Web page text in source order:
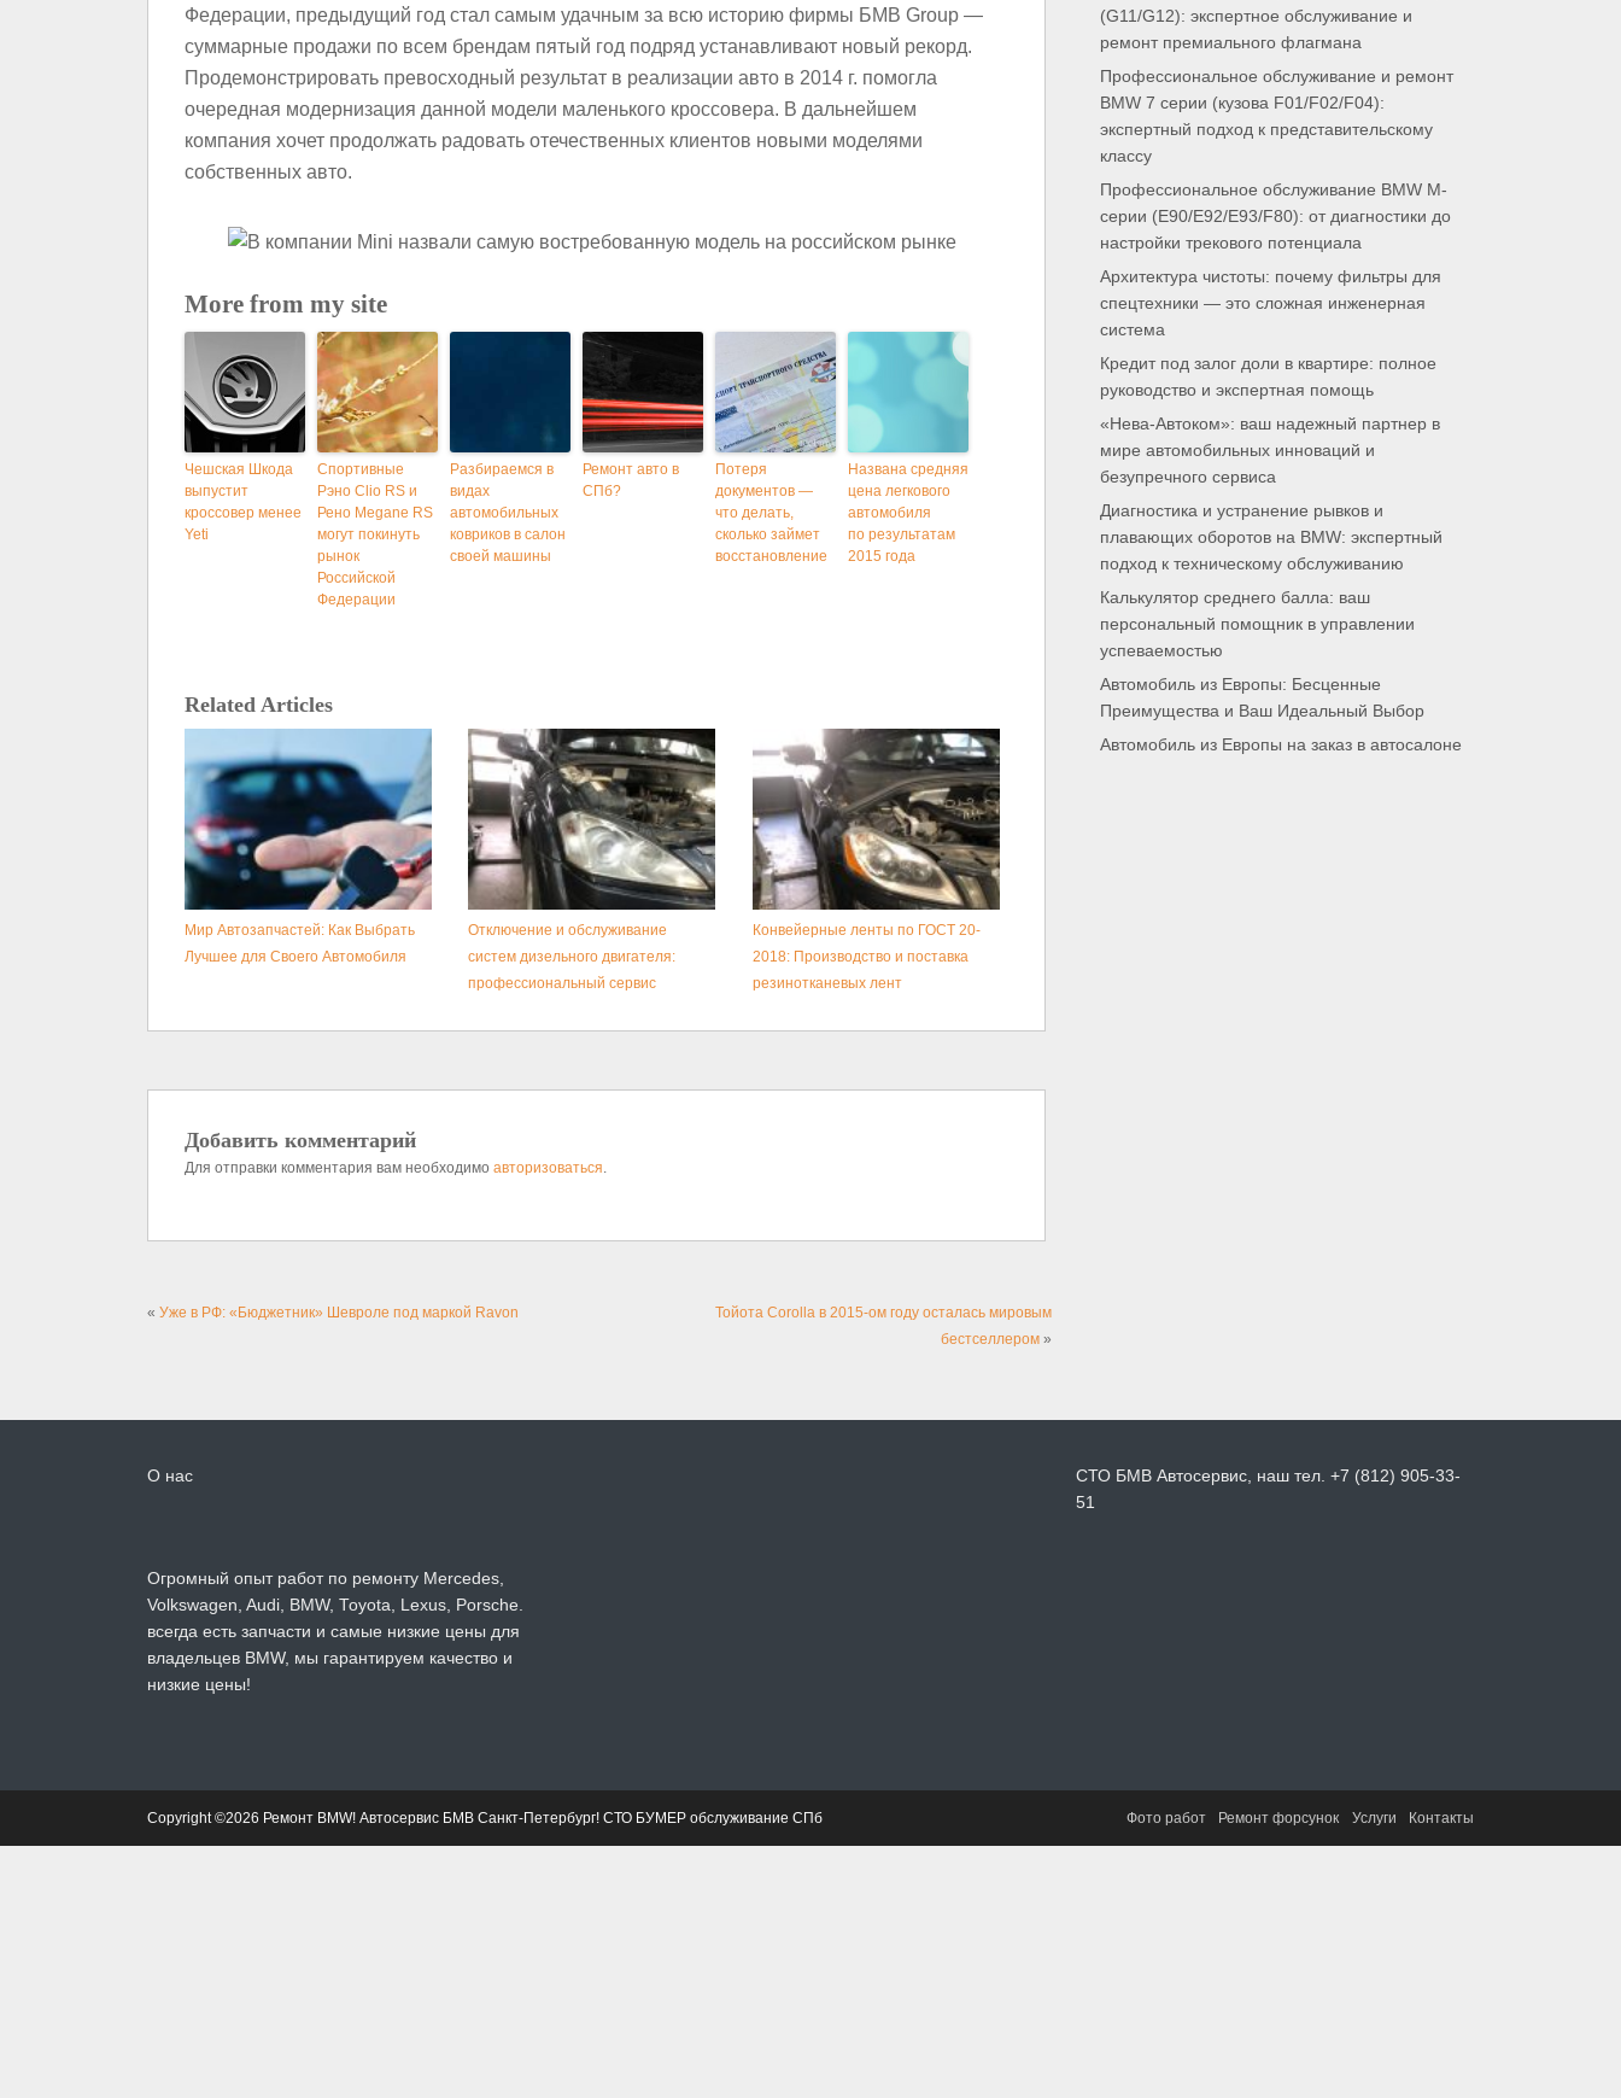
Федерации, предыдущий год стал самым удачным за всю историю фирмы БМВ Group —
суммарные продажи по всем брендам пятый год подряд устанавливают новый рекорд.
Продемонстрировать превосходный результат в реализации авто в 2014 г. помогла
очередная модернизация данной модели маленького кроссовера. В дальнейшем
компания хочет продолжать радовать отечественных клиентов новыми моделями
собственных авто.
More from my site
Чешская Шкода
выпустит
кроссовер менее
Yeti
Спортивные
Рэно Clio RS и
Рено Megane RS
могут покинуть
рынок
Российской
Федерации
Разбираемся в
видах
автомобильных
ковриков в салон
своей машины
Ремонт авто в
СПб?
Потеря
документов —
что делать,
сколько займет
восстановление
Названа средняя
цена легкового
автомобиля
по результатам
2015 года
Related Articles
Мир Автозапчастей: Как Выбрать
Лучшее для Своего Автомобиля
Отключение и обслуживание
систем дизельного двигателя:
профессиональный сервис
Конвейерные ленты по ГОСТ 20-
2018: Производство и поставка
резинотканевых лент
Добавить комментарий
Для отправки комментария вам необходимо авторизоваться.
« Уже в РФ: «Бюджетник» Шевроле под маркой Ravon
Тойота Corolla в 2015-ом году осталась мировым
бестселлером »
(G11/G12): экспертное обслуживание и
ремонт премиального флагмана
Профессиональное обслуживание и ремонт
BMW 7 серии (кузова F01/F02/F04):
экспертный подход к представительскому
классу
Профессиональное обслуживание BMW M-
серии (E90/E92/E93/F80): от диагностики до
настройки трекового потенциала
Архитектура чистоты: почему фильтры для
спецтехники — это сложная инженерная
система
Кредит под залог доли в квартире: полное
руководство и экспертная помощь
«Нева-Автоком»: ваш надежный партнер в
мире автомобильных инноваций и
безупречного сервиса
Диагностика и устранение рывков и
плавающих оборотов на BMW: экспертный
подход к техническому обслуживанию
Калькулятор среднего балла: ваш
персональный помощник в управлении
успеваемостью
Автомобиль из Европы: Бесценные
Преимущества и Ваш Идеальный Выбор
Автомобиль из Европы на заказ в автосалоне
О нас
Огромный опыт работ по ремонту Mercedes,
Volkswagen, Audi, BMW, Toyota, Lexus, Porsche.
всегда есть запчасти и самые низкие цены для
владельцев BMW, мы гарантируем качество и
низкие цены!
СТО БМВ Автосервис, наш тел. +7 (812) 905-33-
51
Copyright ©2026 Ремонт BMW! Автосервис БМВ Санкт-Петербург! СТО БУМЕР обслуживание СПб Фото работ Ремонт форсунок Услуги Контакты